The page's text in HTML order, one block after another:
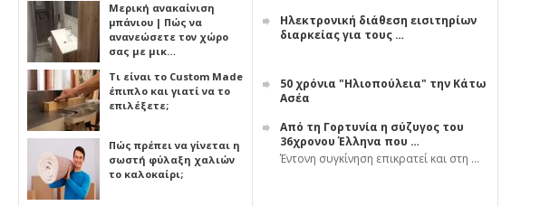
Μερική ανακαίνιση
μπάνιου | Πώς να
ανανεώσετε τον χώρο
σας με μικ…
Τι είναι το Custom Made
έπιπλο και γιατί να το
επιλέξετε;
Πώς πρέπει να γίνεται η
σωστή φύλαξη χαλιών
το καλοκαίρι;
Ηλεκτρονική διάθεση εισιτηρίων
διαρκείας για τους …
50 χρόνια "Ηλιοπούλεια" την Κάτω
Ασέα
Από τη Γορτυνία η σύζυγος του
36χρονου Έλληνα που …
Έντονη συγκίνηση επικρατεί και στη …